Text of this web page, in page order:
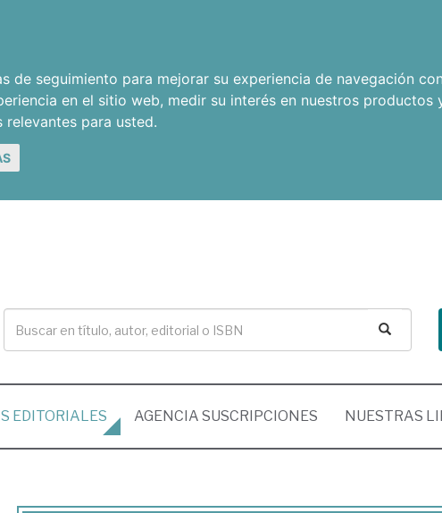
seguimiento para mejorar su experiencia de navegación
en el sitio web, medir su interés en nuestros
relevantes para usted.
EDITORIALES AGENCIA SUSCRIPCIONES NUESTRAS